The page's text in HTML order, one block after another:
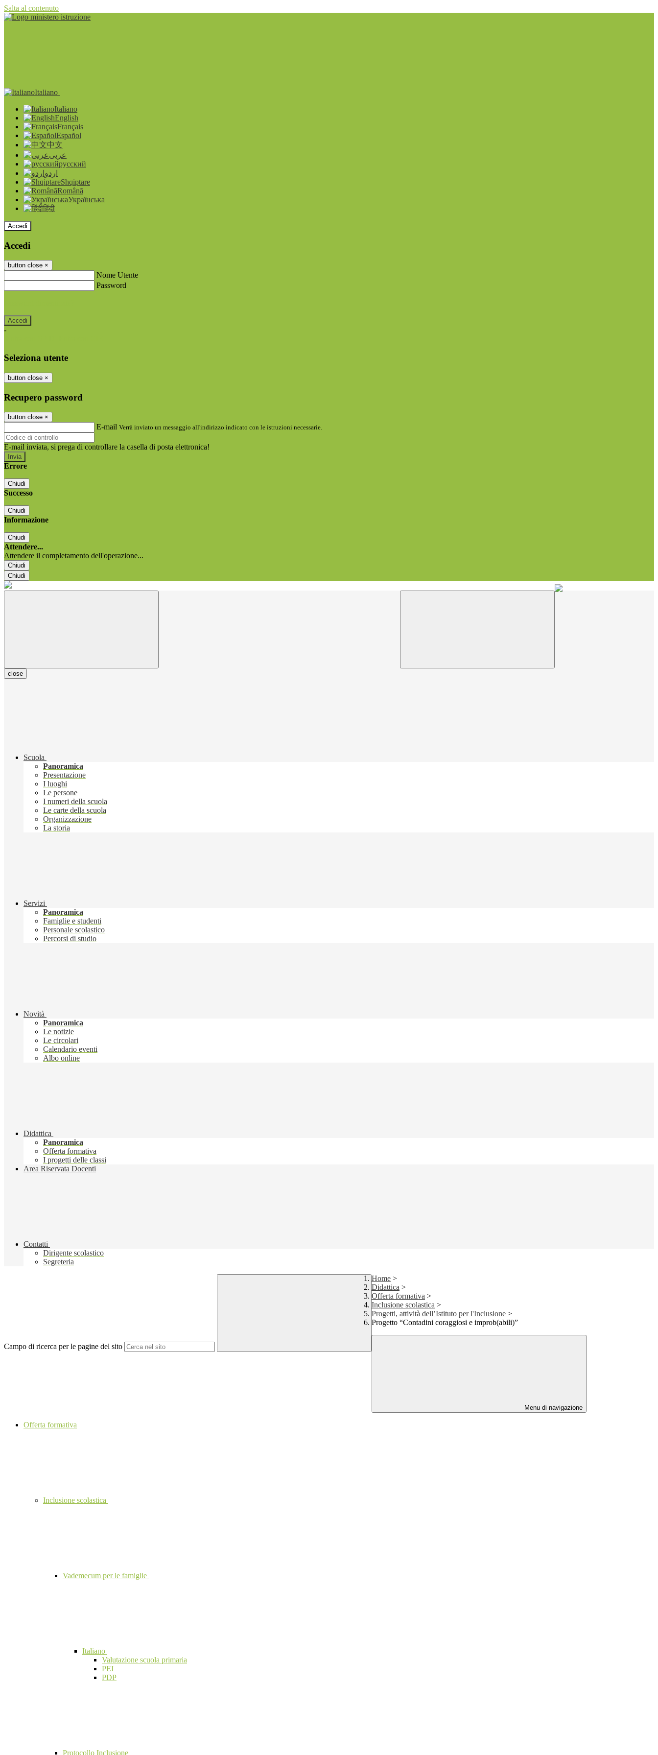
Salta al contenuto
Italiano
Italiano
English
Français
Español
中文
عربى
русский
اردو
Shqiptare
Română
Українська
हिंदी
Accedi
Accedi
button close ×
Nome Utente
Password
-
Seleziona utente
button close ×
Recupero password
button close ×
E-mail Verrà inviato un messaggio all'indirizzo indicato con le istruzioni necessarie.
E-mail inviata, si prega di controllare la casella di posta elettronica!
Errore
Chiudi
Successo
Chiudi
Informazione
Chiudi
Attendere...
Attendere il completamento dell'operazione...
Chiudi
Chiudi
close
Scuola
Panoramica
Presentazione
I luoghi
Le persone
I numeri della scuola
Le carte della scuola
Organizzazione
La storia
Servizi
Panoramica
Famiglie e studenti
Personale scolastico
Percorsi di studio
Novità
Panoramica
Le notizie
Le circolari
Calendario eventi
Albo online
Didattica
Panoramica
Offerta formativa
I progetti delle classi
Area Riservata Docenti
Contatti
Dirigente scolastico
Segreteria
Campo di ricerca per le pagine del sito
Home >
Didattica >
Offerta formativa >
Inclusione scolastica >
Progetti, attività dell’Istituto per l'Inclusione >
Progetto “Contadini coraggiosi e improb(abili)”
Menu di navigazione
Offerta formativa
Inclusione scolastica
Vademecum per le famiglie
Italiano
Valutazione scuola primaria
PEI
PDP
Protocollo Inclusione